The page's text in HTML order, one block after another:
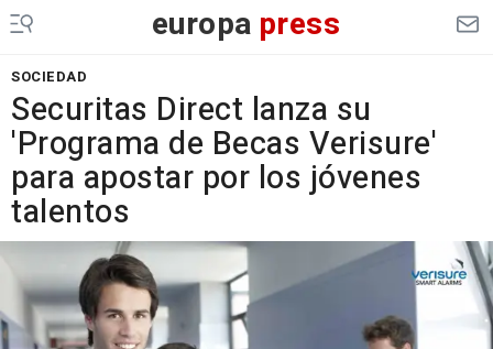
europa press
SOCIEDAD
Securitas Direct lanza su
'Programa de Becas Verisure'
para apostar por los jóvenes
talentos